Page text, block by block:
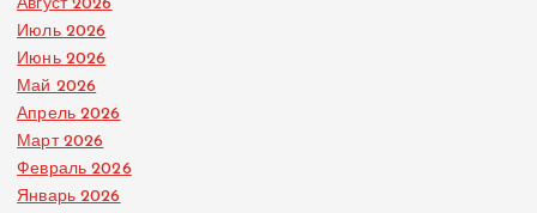
Август 2026
Июль 2026
Июнь 2026
Май 2026
Апрель 2026
Март 2026
Февраль 2026
Январь 2026